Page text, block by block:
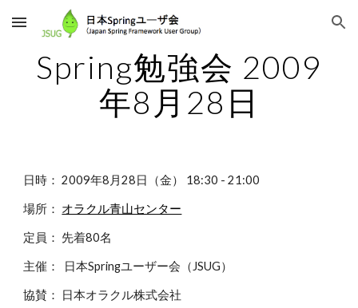
Skip to main content Skip to navigation
Spring勉強会 2009
年8月28日
日時： 2009年8月28日（金） 18:30 - 21:00
場所： オラクル青山センター
定員： 先着80名
主催：  日本Springユーザー会（JSUG）
協賛： 日本オラクル株式会社